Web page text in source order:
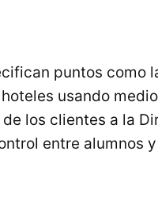
puntos como
usando
los clientes a la
entre alumnos